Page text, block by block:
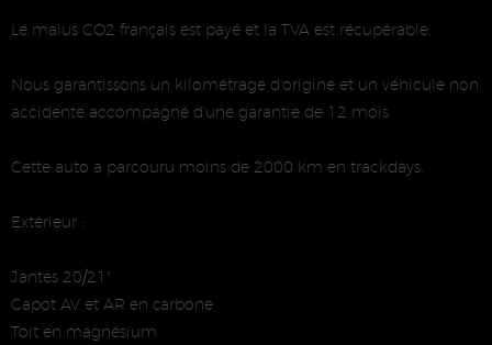
Le malus CO2 français est payé et la TVA est récupérable.
Nous garantissons un kilométrage d'origine et un véhicule non
accidenté accompagné d'une garantie de 12 mois.
Cette auto a parcouru moins de 2000 km en trackdays.
Extérieur :
Jantes 20/21"
Capot AV et AR en carbone
Toit en magnésium